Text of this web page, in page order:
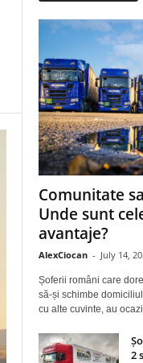
Comunitate
Unde sunt
avantaje?
AlexCiocan - July 14,
Șoferii români care
să-și schimbe
cu alte cuvinte, au
2